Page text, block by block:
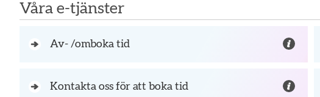
Våra e-tjänster
Av- /omboka tid
Kontakta oss för att boka tid